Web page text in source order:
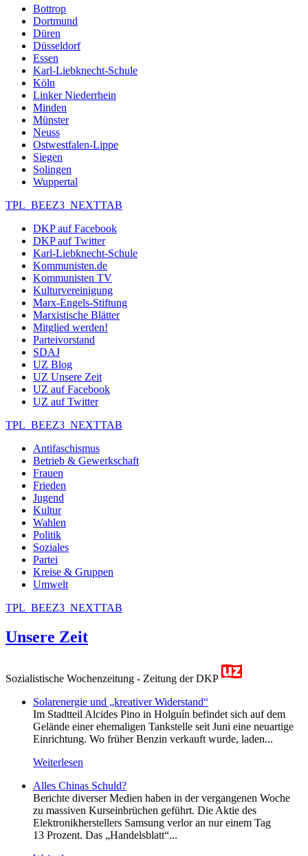
Bottrop
Dortmund
Düren
Düsseldorf
Essen
Karl-Liebknecht-Schule
Köln
Linker Niederrhein
Minden
Münster
Neuss
Ostwestfalen-Lippe
Siegen
Solingen
Wuppertal
TPL_BEEZ3_NEXTTAB
DKP auf Facebook
DKP auf Twitter
Karl-Liebknecht-Schule
Kommunisten.de
Kommunisten TV
Kulturvereinigung
Marx-Engels-Stiftung
Marxistische Blätter
Mitglied werden!
Parteivorstand
SDAJ
UZ Blog
UZ Unsere Zeit
UZ auf Facebook
UZ auf Twitter
TPL_BEEZ3_NEXTTAB
Antifaschismus
Betrieb & Gewerkschaft
Frauen
Frieden
Jugend
Kultur
Wahlen
Politik
Soziales
Partei
Kreise & Gruppen
Umwelt
TPL_BEEZ3_NEXTTAB
Unsere Zeit
Sozialistische Wochenzeitung - Zeitung der DKP
Solarenergie und „kreativer Widerstand“
Im Stadtteil Alcides Pino in Holguín befindet sich auf dem
Gelände einer ehemaligen Tankstelle seit Juni eine neuartige
Einrichtung. Wo früher Benzin verkauft wurde, laden...
Weiterlesen
Alles Chinas Schuld?
Berichte diverser Medien haben in der vergangenen Woche
zu massiven Kurseinbrüchen geführt. Die Aktie des
Elektronikherstellers Samsung verlor an nur einem Tag
13 Prozent. Das „Handelsblatt“...